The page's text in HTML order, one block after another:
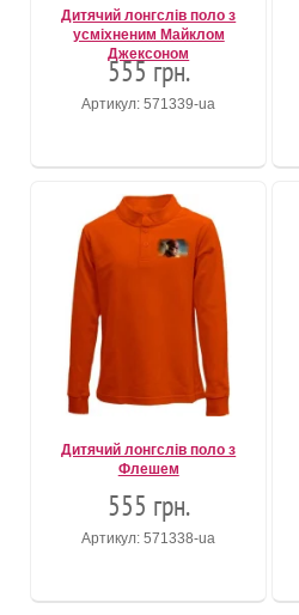
Дитячий лонгслів поло з
усміхненим Майклом
Джексоном
555 грн.
Артикул: 571339-ua
Дитячий лонгслів поло з
Флешем
555 грн.
Артикул: 571338-ua